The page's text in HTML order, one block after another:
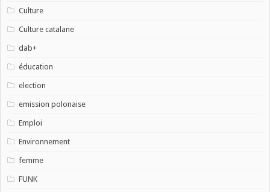
Culture
Culture catalane
dab+
éducation
election
emission polonaise
Emploi
Environnement
femme
FUNK